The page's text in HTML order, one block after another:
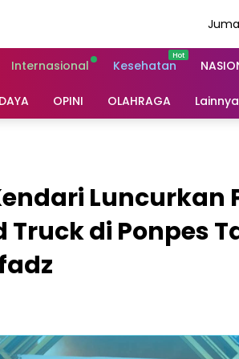
Internasional Kesehatan
OPINI OLAHRAGA Lainnya
Truck di Ponpes